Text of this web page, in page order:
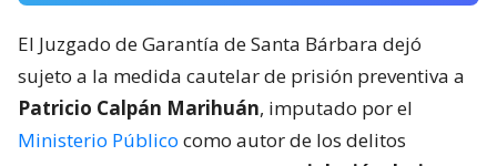
El Juzgado de Garantía de Santa Bárbara dejó
sujeto a la medida cautelar de prisión preventiva a
Patricio Calpán Marihuán, imputado por el
Ministerio Público como autor de los delitos